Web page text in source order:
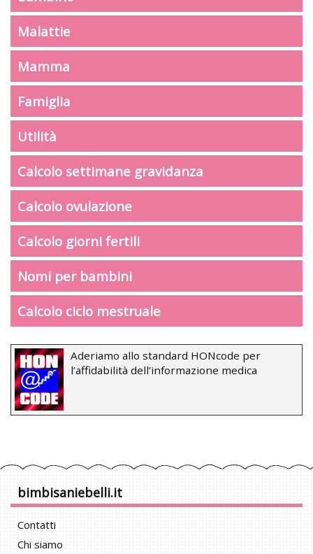
Malattie
Mamma
Famiglia
Utilità
Calcolo settimane gravidanza
Calcolo ovulazione
Calcolo giorni fertili
Nomi per bambini
Calcolo ciclo mestruale
Aderiamo allo standard HONcode per
l’affidabilità dell’informazione medica
bimbisaniebelli.it
Contatti
Chi siamo